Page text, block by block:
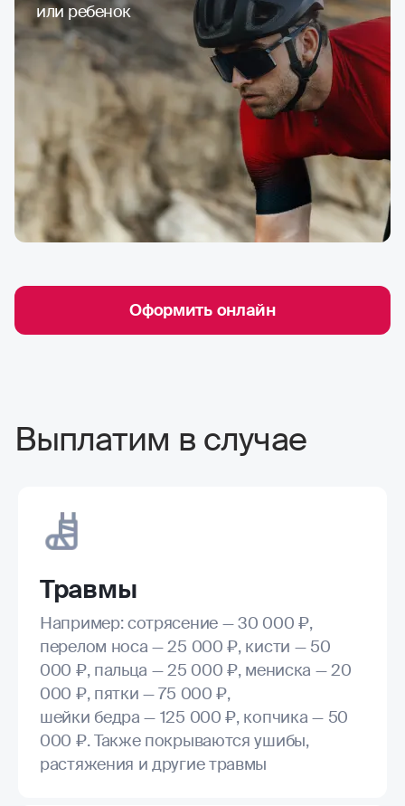
или ребенок
Оформить онлайн
Выплатим в случае
Травмы
Например: сотрясение — 30 000 ₽,
перелом носа — 25 000 ₽, кисти — 50
000 ₽, пальца — 25 000 ₽, мениска — 20
000 ₽, пятки — 75 000 ₽,
шейки бедра — 125 000 ₽, копчика — 50
000 ₽. Также покрываются ушибы,
растяжения и другие травмы